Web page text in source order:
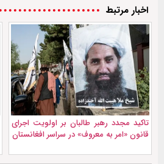
اخبار مرتبط
تاکید مجدد رهبر طالبان بر اولویت اجرای
قانون «امر به معروف» در سراسر افغانستان